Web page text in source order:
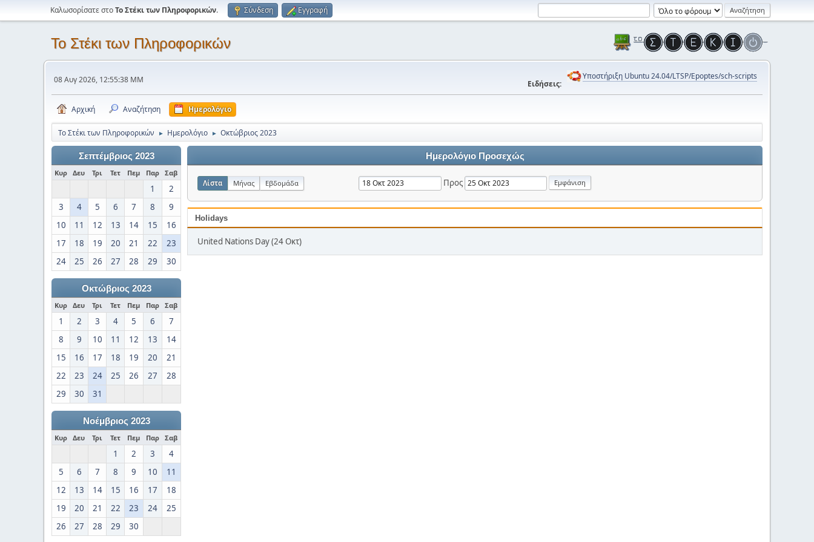
Καλωσορίσατε στοΤο Στέκι των Πληροφορικών. Σύνδεση Εγγραφή
Το Στέκι των Πληροφορικών
08 Αυγ 2026, 12:55:38 ΜΜ Ειδήσεις:
Υποστήριξη Ubuntu 24.04/LTSP/Epoptes/sch-scripts
Αρχική Αναζήτηση Ημερολόγιο
Το Στέκι των Πληροφορικών ► Ημερολόγιο ► Οκτώβριος 2023
Σεπτέμβριος 2023
Κυρ Δευ Τρι Τετ Πεμ Παρ Σαβ
1
2
3
4 5 6 7 8
9
10
11 12 13 14 15
16
17
18 19 20 21 22
23
24
25 26 27 28 29 30
Οκτώβριος 2023
Κυρ Δευ Τρι Τετ Πεμ Παρ Σαβ
1 2 3 4 5 6
7
8
9 10 11 12 13
14
15
16 17 18 19 20
21
22
23 24 25 26 27
28
29
30 31
Νοέμβριος 2023
Κυρ Δευ Τρι Τετ Πεμ Παρ Σαβ
1 2 3
4
5
6 7 8 9 10
11
12
13 14 15 16 17
18
19
20 21 22 23 24
25
26
27 28 29 30
Ημερολόγιο Προσεχώς
Λίστα Μήνας Εβδομάδα Προς
Holidays
United Nations Day (24 Οκτ)